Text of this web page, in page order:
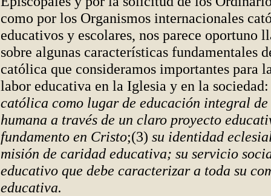
como por los Organismos internacionales
educativos y escolares, nos parece oportuno
sobre algunas características fundamentales
católica que consideramos importantes para
labor educativa en la Iglesia y en la
católica como lugar de educación integral
humana a través de un claro proyecto
fundamento en Cristo;(3) su identidad
misión de caridad educativa; su servicio
educativo que debe caracterizar a toda su
educativa.